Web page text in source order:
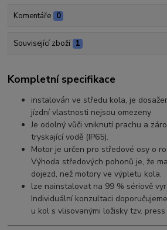
Komentáře 0
Související zboží 1
Kompletní specifikace
instalován ve středu kola, je
jízdní vlastnosti nejsou omezeny
Je odolný vůči vniknutí prachu a
tryskající vodě (IP65).
Motor je určen pro středové osy o
Výhoda středových pohonů je, že
dojezd, než motory ve výpletu kola.
lze nainstalovat na 99 % sériově
Individuální konzultaci
u kol s vlisovanými ložisky tzv.